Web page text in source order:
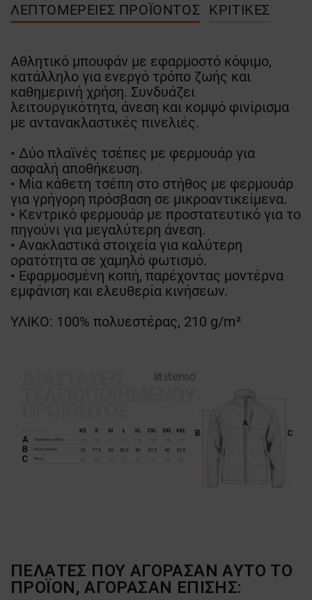
ΛΕΠΤΟΜΈΡΕΙΕΣ ΠΡΟΪΌΝΤΟΣ ΚΡΙΤΙΚΈΣ
Αθλητικό μπουφάν με εφαρμοστό κόψιμο,
κατάλληλο για ενεργό τρόπο ζωής και
καθημερινή χρήση. Συνδυάζει
λειτουργικότητα, άνεση και κομψό φινίρισμα
με αντανακλαστικές πινελιές.
• Δύο πλαϊνές τσέπες με φερμουάρ για
ασφαλή αποθήκευση.
• Μία κάθετη τσέπη στο στήθος με φερμουάρ
για γρήγορη πρόσβαση σε μικροαντικείμενα.
• Κεντρικό φερμουάρ με προστατευτικό για το
πηγούνι για μεγαλύτερη άνεση.
• Ανακλαστικά στοιχεία για καλύτερη
ορατότητα σε χαμηλό φωτισμό.
• Εφαρμοσμένη κοπή, παρέχοντας μοντέρνα
εμφάνιση και ελευθερία κινήσεων.
ΥΛΙΚΟ: 100% πολυεστέρας, 210 g/m²
ΠΕΛΆΤΕΣ ΠΟΥ ΑΓΌΡΑΣΑΝ ΑΥΤΌ ΤΟ
ΠΡΟΪΌΝ, ΑΓΌΡΑΣΑΝ ΕΠΊΣΗΣ: